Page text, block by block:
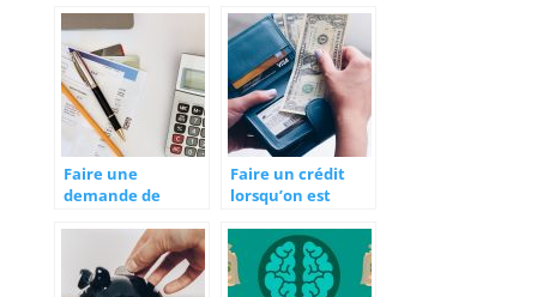
établissement se
diriger ?
l’argent ?
Faire une
demande de
comment faire ?
Faire un crédit
lorsqu’on est